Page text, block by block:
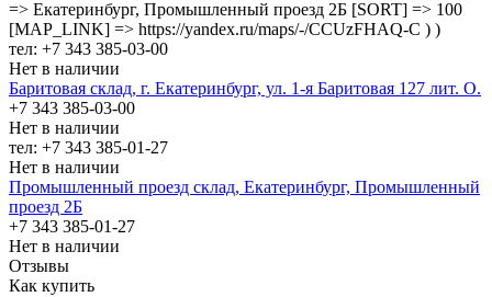
=> Екатеринбург, Промышленный проезд 2Б [SORT] => 100
[MAP_LINK] => https://yandex.ru/maps/-/CCUzFHAQ-C ) )
тел: +7 343 385-03-00
Нет в наличии
Баритовая склад, г. Екатеринбург, ул. 1-я Баритовая 127 лит. О.
+7 343 385-03-00
Нет в наличии
тел: +7 343 385-01-27
Нет в наличии
Промышленный проезд cклад, Екатеринбург, Промышленный
проезд 2Б
+7 343 385-01-27
Нет в наличии
Отзывы
Как купить